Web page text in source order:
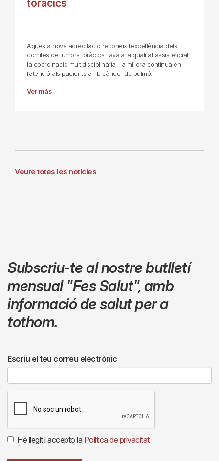
toràcics
Aquesta nova acreditació reconeix l’excel·lència dels
comitès de tumors toràcics i avala la qualitat assistencial,
la coordinació multidisciplinària i la millora contínua en
l’atenció als pacients amb càncer de pulmó.
Ver más
Veure totes les notícies
Subscriu-te al nostre butlletí
mensual "Fes Salut",amb
informació de salut per a
tothom.
Escriu el teu correu electrònic
He llegit i accepto la Política de privacitat